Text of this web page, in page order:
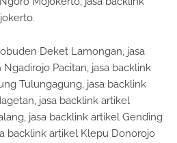
Deket Lamongan, jasa
Pacitan, jasa backlink
Tulungagung, jasa backlink
jasa backlink artikel
jasa backlink artikel Gending
backlink artikel Klepu Donorojo